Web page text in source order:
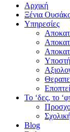
Αρχική
Ξένια
Υπηρεσίες
Το ‘δες, το
Blog